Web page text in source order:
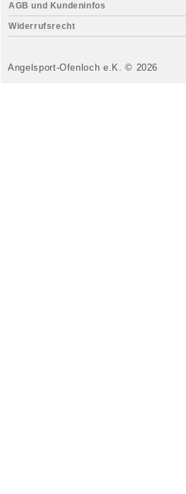
AGB und Kundeninfos
Widerrufsrecht
Angelsport-Ofenloch e.K. © 2026